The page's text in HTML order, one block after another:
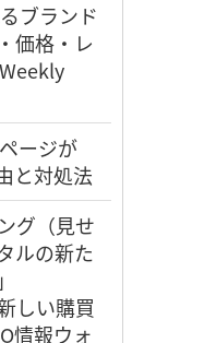
ブランド
価格・レ
ージが
と対処法
グ（見せ
ルの新た
しい購買
情報ウォ